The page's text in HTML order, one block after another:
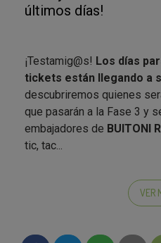
últimos días!
¡Testamig@s! Los días
tickets están llegando a
descubriremos quienes
que pasarán a la Fase 3 y
embajadores de BUITONI
tic, tac...
datos de envío en
En cuanto empiece la fase
VER